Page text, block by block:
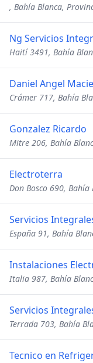
, Bahía Blanca,
Ng Servicios
Haití 3491, Bahía
Daniel Angel
Crámer 717, Bahía
Gonzalez Ricardo
Mitre 206, Bahía
Electroterra
Don Bosco 690,
Servicios
España 91, Bahía
Instalaciones
Italia 987, Bahía
Servicios
Terrada 703, Bahía